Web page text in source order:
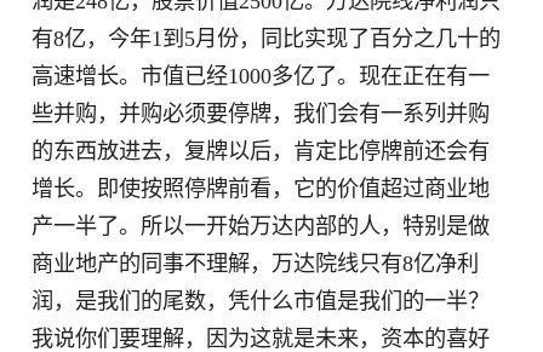
有8亿，今年1到5月份，同比实现了百分之几十的
高速增长。市值已经1000多亿了。现在正在有一
些并购，并购必须要停牌，我们会有一系列并购
的东西放进去，复牌以后，肯定比停牌前还会有
增长。即使按照停牌前看，它的价值超过商业地
产一半了。所以一开始万达内部的人，特别是做
商业地产的同事不理解，万达院线只有8亿净利
润，是我们的尾数，凭什么市值是我们的一半？
我说你们要理解，因为这就是未来，资本的喜好